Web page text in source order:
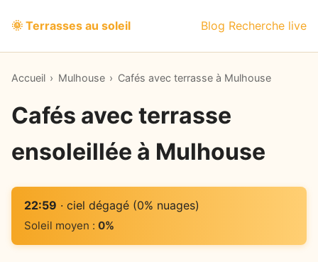
🌞 Terrasses au soleil Blog Recherche live
Accueil › Mulhouse › Cafés avec terrasse à Mulhouse
Cafés avec terrasse
ensoleillée à Mulhouse
22:59 · ciel dégagé (0% nuages)
Soleil moyen : 0%